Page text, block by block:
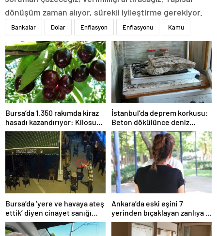
dönüşüm zaman alıyor, sürekli iyileştirme gerekiyor.
Bankalar Dolar Enflasyon Enflasyonu Kamu
Bursa’da 1.350 rakımda kiraz
hasadı kazandırıyor: Kilosu
80 lira
İstanbul’da deprem korkusu:
Beton dökülünce deniz
kabukları ortaya çıktı
Bursa’da ‘yere ve havaya ateş
ettik’ diyen cinayet sanığı
kardeşlere indirimsiz
müebbet hapis
Ankara’da eski eşini 7
yerinden bıçaklayan zanlıya 9
ayda tahliye